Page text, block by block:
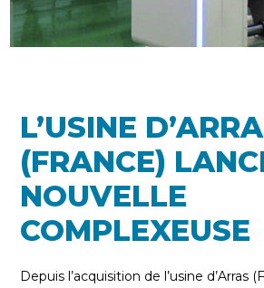
L’USINE
(FRANCE)
NOUVELLE
COMPLEXEUSE
Depuis l’acquisition de l’usine d’Arras